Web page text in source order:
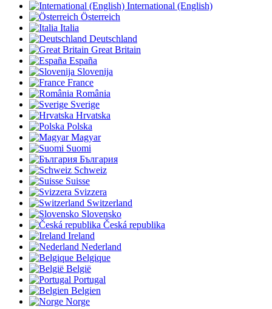
International (English)
Österreich
Italia
Deutschland
Great Britain
España
Slovenija
France
România
Sverige
Hrvatska
Polska
Magyar
Suomi
България
Schweiz
Suisse
Svizzera
Switzerland
Slovensko
Česká republika
Ireland
Nederland
Belgique
België
Portugal
Belgien
Norge